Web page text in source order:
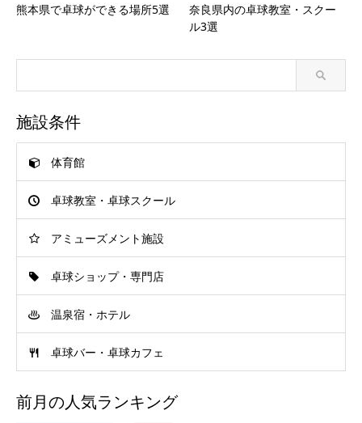
熊本県で卓球ができる場所5選
奈良県内の卓球教室・スクー
ル3選
施設条件
体育館
卓球教室・卓球スクール
アミューズメント施設
卓球ショップ・専門店
温泉宿・ホテル
卓球バー・卓球カフェ
前月の人気ランキング